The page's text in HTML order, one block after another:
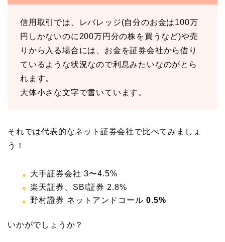
信用取引では、レバレッジ(自分のお金は100万
円しかないのに200万円分の株を買うなど)や売
りから入る場合には、お金を証券会社から借り
ているような状況なので利息みたいなのがとら
れます。
大体小さな文字で書いています。
それでは代表的なネット証券会社で比べてみましょ
う！
大手証券会社 3〜4.5%
楽天証券、SBI証券 2.8%
野村證券 ネットアンドコール 0.5%
いかがでしょうか？